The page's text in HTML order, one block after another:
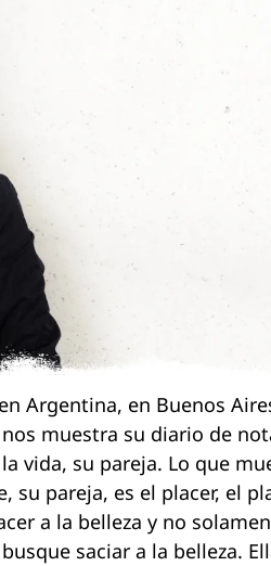
Argentina, en Buenos
muestra su diario de
vida, su pareja. Lo que
su pareja, es el placer, el
a la belleza y no
saciar a la belleza.